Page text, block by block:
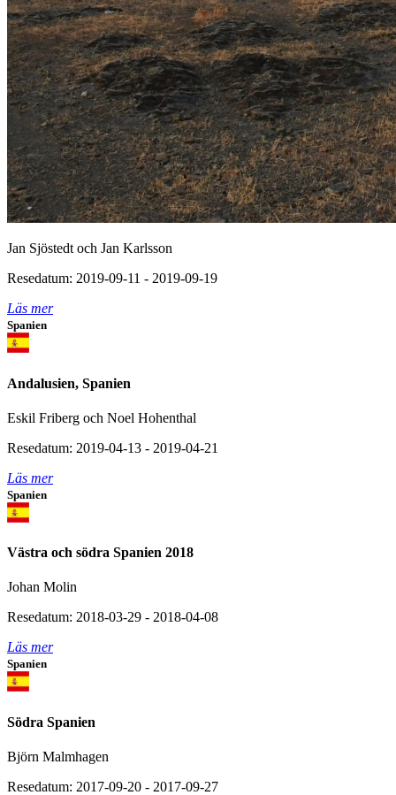
Jan Sjöstedt och Jan Karlsson
Resedatum: 2019-09-11 - 2019-09-19
Läs mer
Spanien
Andalusien, Spanien
Eskil Friberg och Noel Hohenthal
Resedatum: 2019-04-13 - 2019-04-21
Läs mer
Spanien
Västra och södra Spanien 2018
Johan Molin
Resedatum: 2018-03-29 - 2018-04-08
Läs mer
Spanien
Södra Spanien
Björn Malmhagen
Resedatum: 2017-09-20 - 2017-09-27